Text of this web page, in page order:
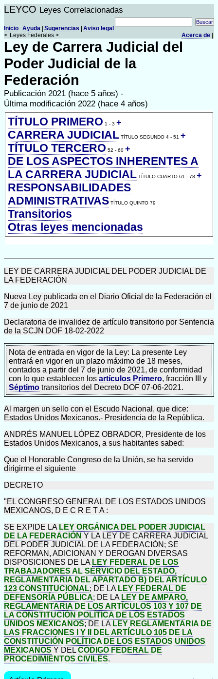
LEYCO Leyes Correlacionadas
Aviso legal
Sugerencias
Ayuda
Acerca de
Inicio
> Leyes Federales >
Ley de Carrera Judicial del
Poder Judicial de la
Federación
Publicación 2021 (hace 5 años) -
Última modificación 2022 (hace 4 años)
TÍTULO PRIMERO 1 - 3 +
CARRERA JUDICIAL TÍTULO SEGUNDO 4 - 51 +
TÍTULO TERCERO 52 - 60 +
DE LOS ASPECTOS INHERENTES A
LA CARRERA JUDICIAL TÍTULO CUARTO 61 - 78 +
RESPONSABILIDADES
ADMINISTRATIVAS TÍTULO QUINTO 79
Transitorios
Otras leyes mencionadas
LEY DE CARRERA JUDICIAL DEL PODER JUDICIAL DE
LA FEDERACIÓN
Nueva Ley publicada en el Diario Oficial de la Federación el
7 de junio de 2021
Declaratoria de invalidez de artículo transitorio por Sentencia
de la SCJN DOF 18-02-2022
Nota de entrada en vigor de la Ley: La presente Ley
entrará en vigor en un plazo máximo de 18 meses,
contados a partir del 7 de junio de 2021, de conformidad
con lo que establecen los artículos Primero, fracción III y
Séptimo transitorios del Decreto DOF 07-06-2021.
Al margen un sello con el Escudo Nacional, que dice:
Estados Unidos Mexicanos.- Presidencia de la República.
ANDRÉS MANUEL LÓPEZ OBRADOR, Presidente de los
Estados Unidos Mexicanos, a sus habitantes sabed:
Que el Honorable Congreso de la Unión, se ha servido
dirigirme el siguiente
DECRETO
"EL CONGRESO GENERAL DE LOS ESTADOS UNIDOS
MEXICANOS, D E C R E T A :
SE EXPIDE LA LEY ORGÁNICA DEL PODER JUDICIAL
DE LA FEDERACIÓN Y LA LEY DE CARRERA JUDICIAL
DEL PODER JUDICIAL DE LA FEDERACIÓN; SE
REFORMAN, ADICIONAN Y DEROGAN DIVERSAS
DISPOSICIONES DE LA LEY FEDERAL DE LOS
TRABAJADORES AL SERVICIO DEL ESTADO,
REGLAMENTARIA DEL APARTADO B) DEL ARTÍCULO
123 CONSTITUCIONAL; DE LA LEY FEDERAL DE
DEFENSORÍA PÚBLICA; DE LA LEY DE AMPARO,
REGLAMENTARIA DE LOS ARTÍCULOS 103 Y 107 DE
LA CONSTITUCIÓN POLÍTICA DE LOS ESTADOS
UNIDOS MEXICANOS; DE LA LEY REGLAMENTARIA DE
LAS FRACCIONES I Y II DEL ARTÍCULO 105 DE LA
CONSTITUCIÓN POLÍTICA DE LOS ESTADOS UNIDOS
MEXICANOS Y DEL CÓDIGO FEDERAL DE
PROCEDIMIENTOS CIVILES.